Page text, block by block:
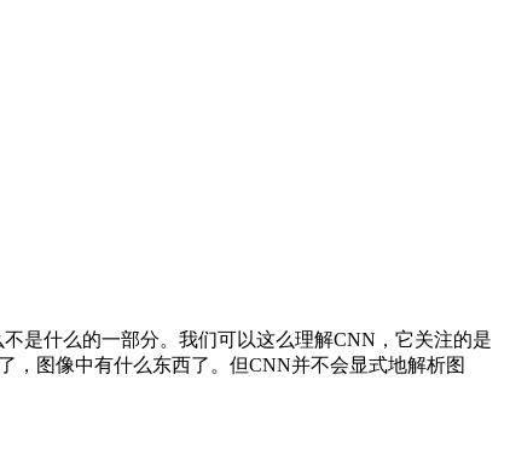
是什么的一部分。我们可以这么理解CNN，它关注的是
，图像中有什么东西了。但CNN并不会显式地解析图